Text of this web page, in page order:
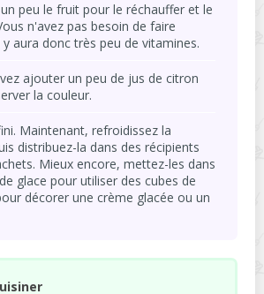
peu le fruit pour le réchauffer et le
n'avez pas besoin de faire
aura donc très peu de vitamines.
ajouter un peu de jus de citron
la couleur.
Maintenant, refroidissez la
distribuez-la dans des récipients
Mieux encore, mettez-les dans
glace pour utiliser des cubes de
décorer une crème glacée ou un